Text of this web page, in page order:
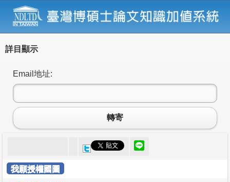
詳目顯示
Email地址:
轉寄
我願授權國圖